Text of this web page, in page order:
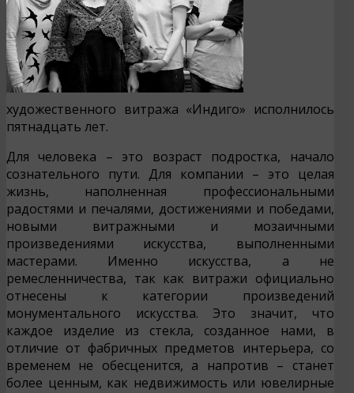
художественного витража «Индиго» исполнилось
пятнадцать лет.
Для человека – это возраст подростка, начало
сознательного пути. Для компании – это целая
жизнь, наполненная профессиональными
радостями и печалями, достижениями и победами,
новыми витражными и мозаичными
произведениями искусства, выполненными
мастерами. Именно искусства, а не
ремесленничества, так как витражи официально
отнесены к категории произведений
монументального искусства. Это значит, что
каждое изделие из стекла, созданное нами, в
отличие от фабричных предметов интерьера, со
временем не обесценится, а напротив – станет
более ценным, как недвижимость или ювелирные